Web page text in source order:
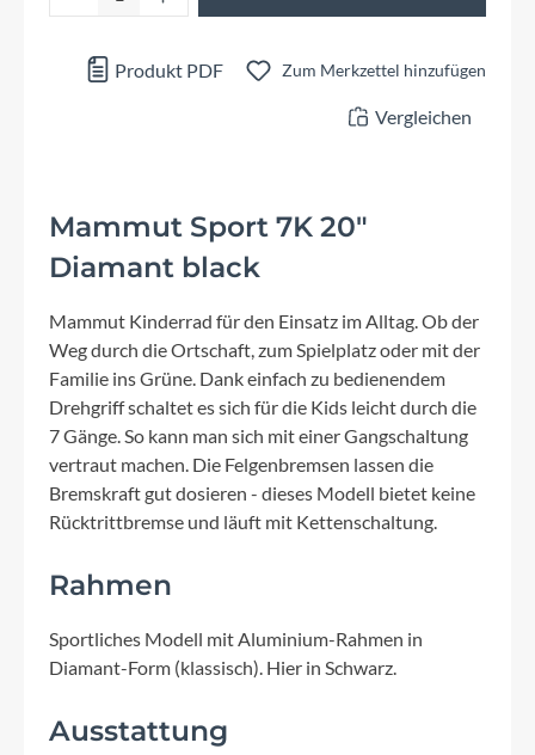
Produkt PDF Zum Merkzettel hinzufügen
Vergleichen
Mammut Sport 7K 20"
Diamant black
Mammut Kinderrad für den Einsatz im Alltag. Ob der
Weg durch die Ortschaft, zum Spielplatz oder mit der
Familie ins Grüne. Dank einfach zu bedienendem
Drehgriff schaltet es sich für die Kids leicht durch die
7 Gänge. So kann man sich mit einer Gangschaltung
vertraut machen. Die Felgenbremsen lassen die
Bremskraft gut dosieren - dieses Modell bietet keine
Rücktrittbremse und läuft mit Kettenschaltung.
Rahmen
Sportliches Modell mit Aluminium-Rahmen in
Diamant-Form (klassisch). Hier in Schwarz.
Ausstattung